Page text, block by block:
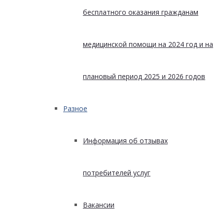
бесплатного оказания гражданам
медицинской помощи на 2024 год и на
плановый период 2025 и 2026 годов
Разное
Информация об отзывах
потребителей услуг
Вакансии